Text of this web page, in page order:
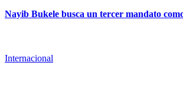
Nayib Bukele busca un tercer mandato
Internacional